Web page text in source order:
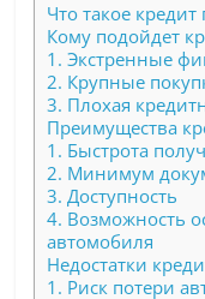
Что такое кредит
Кому подойдет
1. Экстренные
2. Крупные
3. Плохая
Преимущества
1. Быстрота
2. Минимум
3. Доступность
4. Возможность
автомобиля
Недостатки
1. Риск потери